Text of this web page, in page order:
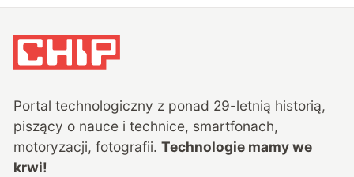
Portal technologiczny z ponad 29-letnią historią,
piszący o nauce i technice, smartfonach,
motoryzacji, fotografii. Technologie mamy we
krwi!